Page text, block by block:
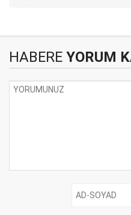
HABERE YORUM